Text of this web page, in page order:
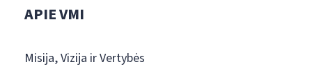
APIE VMI
Misija, Vizija ir Vertybės